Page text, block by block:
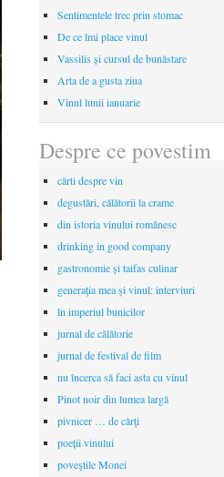
Sentimentele trec prin stomac
De ce îmi place vinul
Vassilis și cursul de bunăstare
Arta de a gusta ziua
Vinul lunii ianuarie
Despre ce povestim
cărti despre vin
degustări, călătorii la crame
din istoria vinului românesc
drinking in good company
gastronomie și taifas culinar
generaţia mea şi vinul: interviuri
în imperiul bunicilor
jurnal de călătorie
jurnal de festival de film
nu încerca să faci asta cu vinul
Pinot noir din lumea largă
pivnicer … de cărţi
poeții vinului
poveştile Monei